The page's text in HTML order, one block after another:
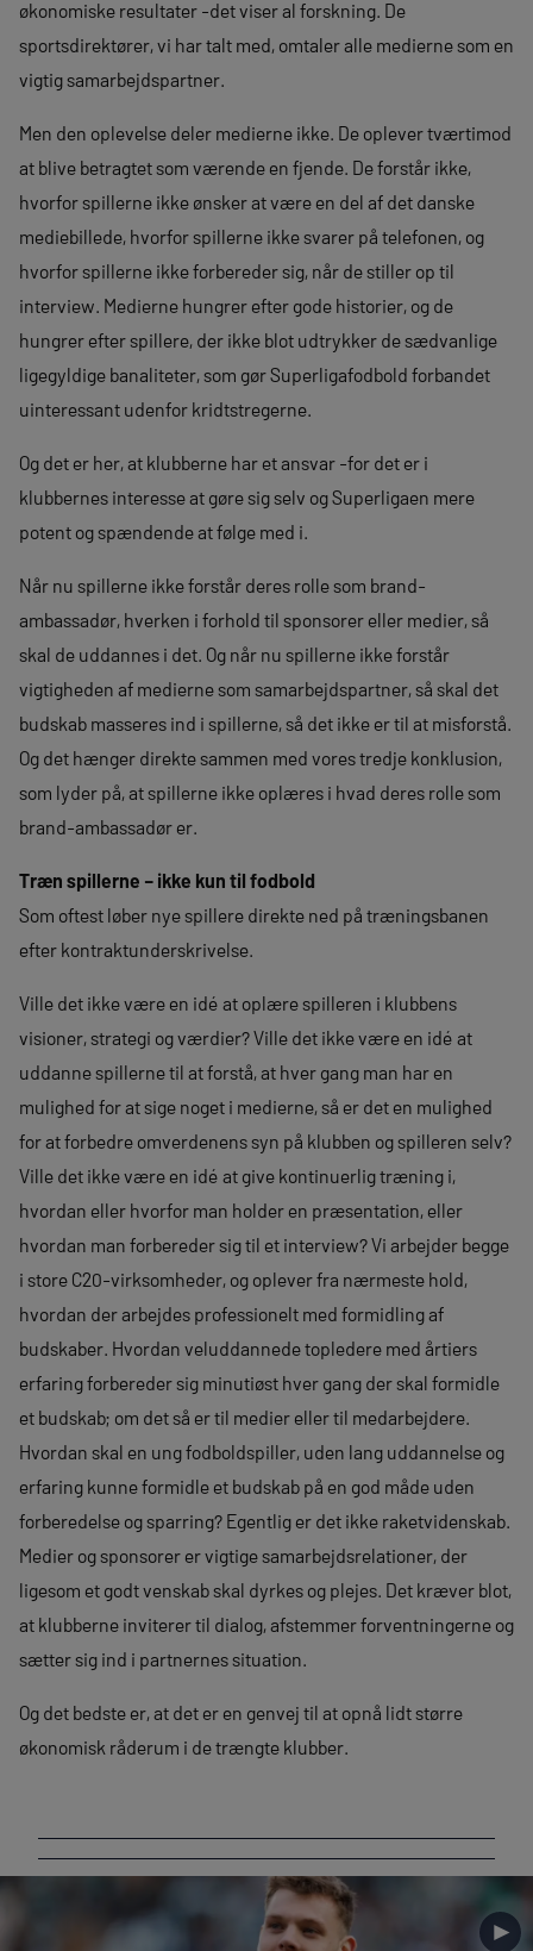
økonomiske resultater -det viser al forskning. De
sportsdirektører, vi har talt med, omtaler alle medierne som en
vigtig samarbejdspartner.
Men den oplevelse deler medierne ikke. De oplever tværtimod
at blive betragtet som værende en fjende. De forstår ikke,
hvorfor spillerne ikke ønsker at være en del af det danske
mediebillede, hvorfor spillerne ikke svarer på telefonen, og
hvorfor spillerne ikke forbereder sig, når de stiller op til
interview. Medierne hungrer efter gode historier, og de
hungrer efter spillere, der ikke blot udtrykker de sædvanlige
ligegyldige banaliteter, som gør Superligafodbold forbandet
uinteressant udenfor kridtstregerne.
Og det er her, at klubberne har et ansvar -for det er i
klubbernes interesse at gøre sig selv og Superligaen mere
potent og spændende at følge med i.
Når nu spillerne ikke forstår deres rolle som brand-
ambassadør, hverken i forhold til sponsorer eller medier, så
skal de uddannes i det. Og når nu spillerne ikke forstår
vigtigheden af medierne som samarbejdspartner, så skal det
budskab masseres ind i spillerne, så det ikke er til at misforstå.
Og det hænger direkte sammen med vores tredje konklusion,
som lyder på, at spillerne ikke oplæres i hvad deres rolle som
brand-ambassadør er.
Træn spillerne – ikke kun til fodbold
Som oftest løber nye spillere direkte ned på træningsbanen
efter kontraktunderskrivelse.
Ville det ikke være en idé at oplære spilleren i klubbens
visioner, strategi og værdier? Ville det ikke være en idé at
uddanne spillerne til at forstå, at hver gang man har en
mulighed for at sige noget i medierne, så er det en mulighed
for at forbedre omverdenens syn på klubben og spilleren selv?
Ville det ikke være en idé at give kontinuerlig træning i,
hvordan eller hvorfor man holder en præsentation, eller
hvordan man forbereder sig til et interview? Vi arbejder begge
i store C20-virksomheder, og oplever fra nærmeste hold,
hvordan der arbejdes professionelt med formidling af
budskaber. Hvordan veluddannede topledere med årtiers
erfaring forbereder sig minutiøst hver gang der skal formidle
et budskab; om det så er til medier eller til medarbejdere.
Hvordan skal en ung fodboldspiller, uden lang uddannelse og
erfaring kunne formidle et budskab på en god måde uden
forberedelse og sparring? Egentlig er det ikke raketvidenskab.
Medier og sponsorer er vigtige samarbejdsrelationer, der
ligesom et godt venskab skal dyrkes og plejes. Det kræver blot,
at klubberne inviterer til dialog, afstemmer forventningerne og
sætter sig ind i partnernes situation.
Og det bedste er, at det er en genvej til at opnå lidt større
økonomisk råderum i de trængte klubber.
►